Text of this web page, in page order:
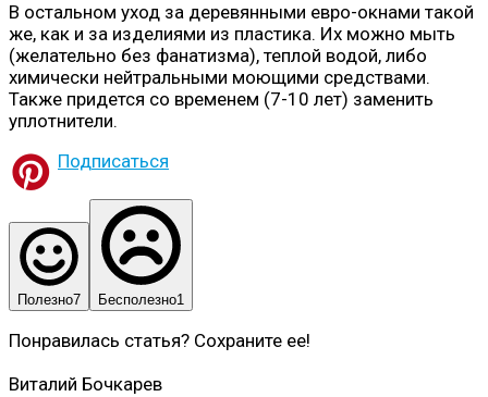
В остальном уход за деревянными евро-окнами такой
же, как и за изделиями из пластика. Их можно мыть
(желательно без фанатизма), теплой водой, либо
химически нейтральными моющими средствами.
Также придется со временем (7-10 лет) заменить
уплотнители.
Подписаться
Полезно7 Бесполезно1
Понравилась статья? Сохраните ее!
Виталий Бочкарев